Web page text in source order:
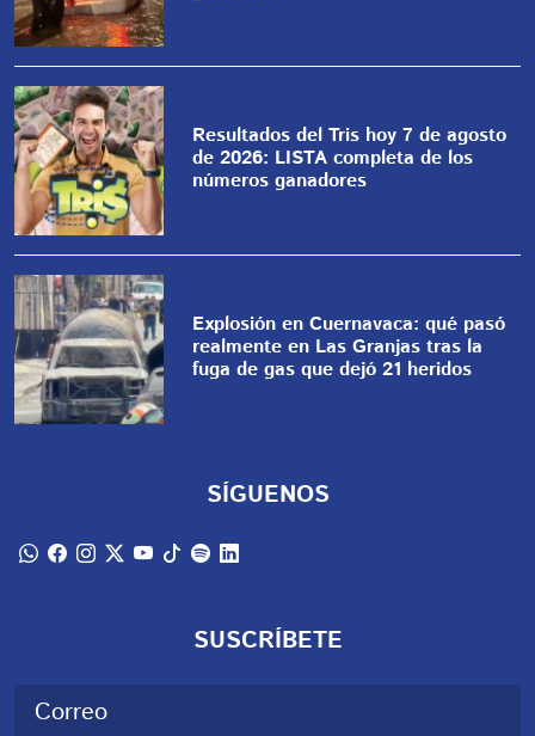
Resultados del Tris hoy 7 de agosto
de 2026: LISTA completa de los
números ganadores
Explosión en Cuernavaca: qué pasó
realmente en Las Granjas tras la
fuga de gas que dejó 21 heridos
SÍGUENOS
SUSCRÍBETE